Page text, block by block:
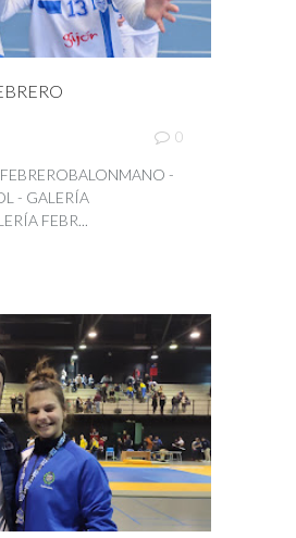
0
-
- GALERÍA
FEBR...